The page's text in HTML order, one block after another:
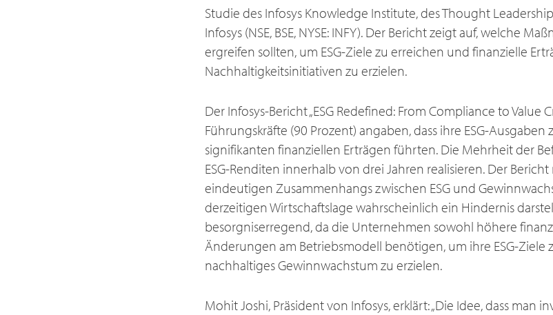
Studie des Infosys Knowledge Institute, des Thought
Infosys (NSE, BSE, NYSE: INFY). Der Bericht zeigt auf, welche
ergreifen sollten, um ESG-Ziele zu erreichen und finanzielle
Nachhaltigkeitsinitiativen zu erzielen.
Der Infosys-Bericht „ESG Redefined: From Compliance to Value
Führungskräfte (90 Prozent) angaben, dass ihre ESG-
signifikanten finanziellen Erträgen führten. Die Mehrheit der
ESG-Renditen innerhalb von drei Jahren realisieren. Der
eindeutigen Zusammenhangs zwischen ESG und
derzeitigen Wirtschaftslage wahrscheinlich ein Hindernis
besorgniserregend, da die Unternehmen sowohl höhere
Änderungen am Betriebsmodell benötigen, um ihre ESG-Ziele
nachhaltiges Gewinnwachstum zu erzielen.
Mohit Joshi, Präsident von Infosys, erklärt: „Die Idee, dass man